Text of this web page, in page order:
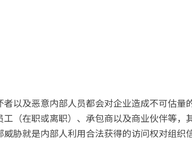
以及恶意内部人员都会对企业造成不可估量
（在职或离职）、承包商以及商业伙伴等，
胁就是内部人利用合法获得的访问权对组织